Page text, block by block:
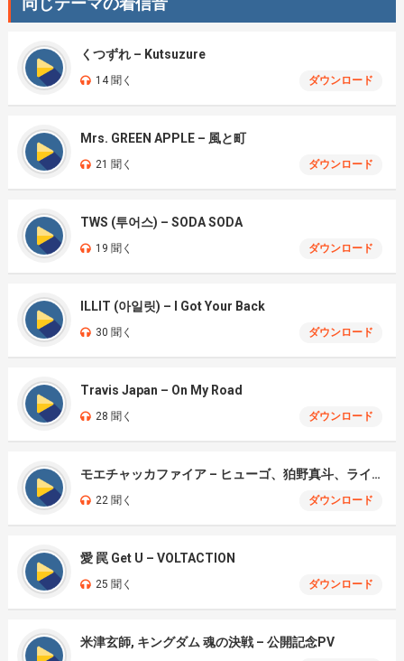
くつずれ – Kutsuzure
14 聞く ダウンロード
Mrs. GREEN APPLE – 風と町
21 聞く ダウンロード
TWS (투어스) – SODA SODA
19 聞く ダウンロード
ILLIT (아일릿) – I Got Your Back
30 聞く ダウンロード
Travis Japan – On My Road
28 聞く ダウンロード
モエチャッカファイア – ヒューゴ、狛野真斗、ライト、セヴェリアン (Cover )
22 聞く ダウンロード
愛 罠 Get U – VOLTACTION
25 聞く ダウンロード
米津玄師, キングダム 魂の決戦 – 公開記念PV